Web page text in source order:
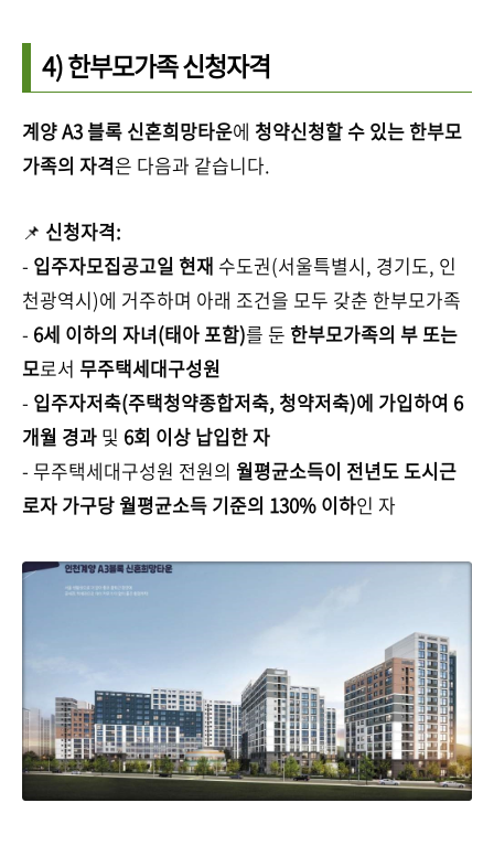
4) 한부모가족 신청자격
계양 A3 블록 신혼희망타운에 청약신청할 수 있는 한부모
가족의 자격은 다음과 같습니다.
📌 신청자격:
- 입주자모집공고일 현재 수도권(서울특별시, 경기도, 인
천광역시)에 거주하며 아래 조건을 모두 갖춘 한부모가족
- 6세 이하의 자녀(태아 포함)를 둔 한부모가족의 부 또는
모로서 무주택세대구성원
- 입주자저축(주택청약종합저축, 청약저축)에 가입하여 6
개월 경과 및 6회 이상 납입한 자
- 무주택세대구성원 전원의 월평균소득이 전년도 도시근
로자 가구당 월평균소득 기준의 130% 이하인 자